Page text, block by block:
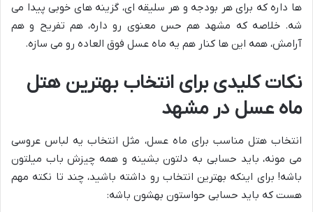
ها داره که برای هر بودجه و هر سلیقه ای، گزینه های خوبی پیدا می
شه. خلاصه که مشهد هم حس معنوی رو داره، هم تفریح و هم
آرامش، همه این ها کنار هم یه ماه عسل فوق العاده رو می سازه.
نکات کلیدی برای انتخاب بهترین هتل
ماه عسل در مشهد
انتخاب هتل مناسب برای ماه عسل، مثل انتخاب یه لباس عروسی
می مونه، باید حسابی به دلتون بشینه و همه چیزش باب میلتون
باشه! برای اینکه بهترین انتخاب رو داشته باشید، چند تا نکته مهم
هست که باید حسابی حواستون بهشون باشه: